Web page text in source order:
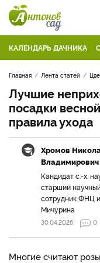
КАЛЕНДАРЬ ДАЧНИКА
Главная Лента статей
Лучшие
посадки
правила ухода
Хромов
Владимирович
Кандидат с.-х.
старший
сотрудник ФНЦ
Мичурина
30.04.2026 0
Многие считают